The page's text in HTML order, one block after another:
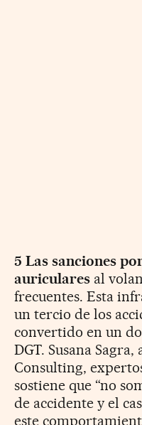
5 Las sanciones
auricularesal
frecuentes. Esta
un tercio de los
convertido en un
DGT. Susana
Consulting,
sostiene que “no
de accidente y el
este